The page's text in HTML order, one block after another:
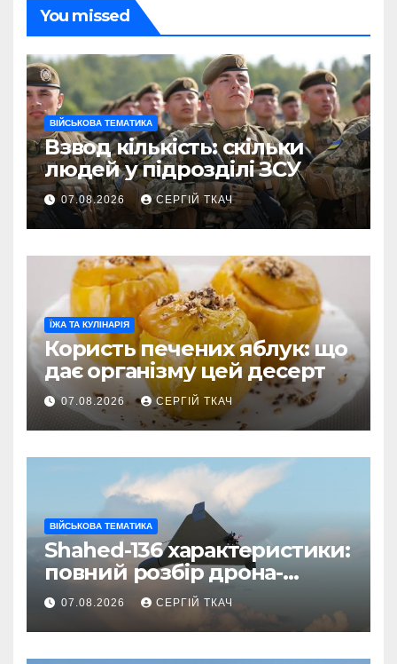
You missed
ВІЙСЬКОВА ТЕМАТИКА
Взвод кількість: скільки
людей у підрозділі ЗСУ
07.08.2026 СЕРГІЙ ТКАЧ
ЇЖА ТА КУЛІНАРІЯ
Користь печених яблук: що
дає організму цей десерт
07.08.2026 СЕРГІЙ ТКАЧ
ВІЙСЬКОВА ТЕМАТИКА
Shahed-136 характеристики:
повний розбір дрона-
камікадзе
07.08.2026 СЕРГІЙ ТКАЧ